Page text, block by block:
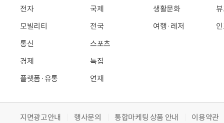
전자
모빌리티
통신
경제
플랫폼·유통
국제
전국
스포츠
특집
연재
생활문화
여행·레저
지면광고안내 행사문의 통합마케팅 상품 안내 이용약관